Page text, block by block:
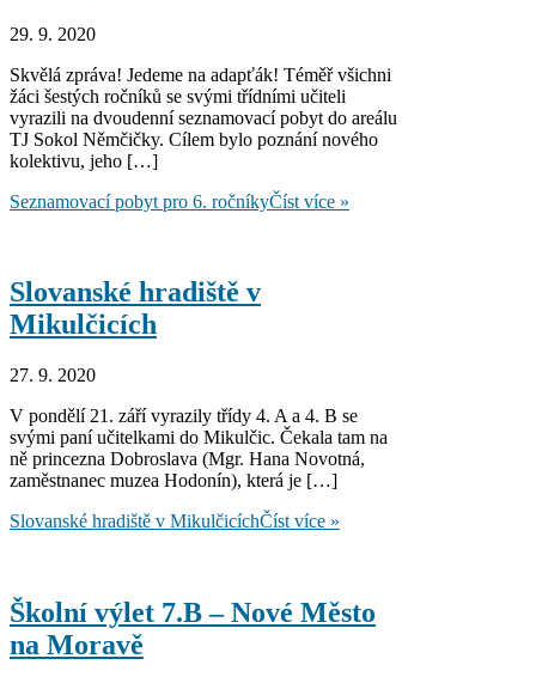
29. 9. 2020
Skvělá zpráva! Jedeme na adapťák! Téměř všichni
žáci šestých ročníků se svými třídními učiteli
vyrazili na dvoudenní seznamovací pobyt do areálu
TJ Sokol Němčičky. Cílem bylo poznání nového
kolektivu, jeho […]
Seznamovací pobyt pro 6. ročníkyČíst více »
Slovanské hradiště v
Mikulčicích
27. 9. 2020
V pondělí 21. září vyrazily třídy 4. A a 4. B se
svými paní učitelkami do Mikulčic. Čekala tam na
ně princezna Dobroslava (Mgr. Hana Novotná,
zaměstnanec muzea Hodonín), která je […]
Slovanské hradiště v MikulčicíchČíst více »
Školní výlet 7.B – Nové Město
na Moravě